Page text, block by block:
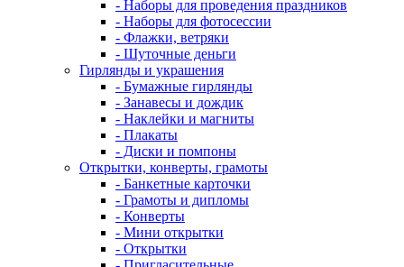
- Наборы для проведения праздников
- Наборы для фотосессии
- Флажки, ветряки
- Шуточные деньги
Гирлянды и украшения
- Бумажные гирлянды
- Занавесы и дождик
- Наклейки и магниты
- Плакаты
- Диски и помпоны
Открытки, конверты, грамоты
- Банкетные карточки
- Грамоты и дипломы
- Конверты
- Мини открытки
- Открытки